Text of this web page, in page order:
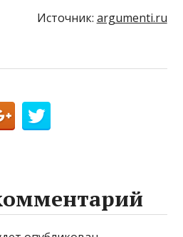
Источник: argumenti.ru